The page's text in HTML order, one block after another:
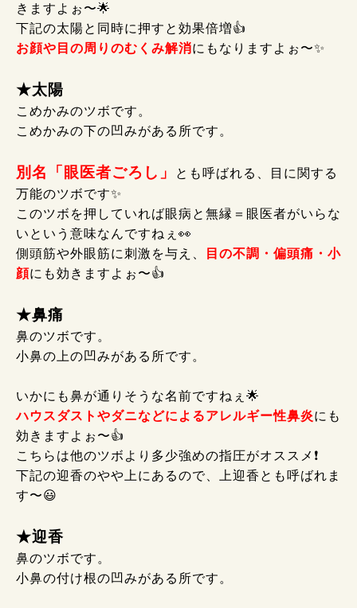
きますよぉ〜🌟
下記の太陽と同時に押すと効果倍増👍
お顔や目の周りのむくみ解消にもなりますよぉ〜✨
★太陽
こめかみのツボです。
こめかみの下の凹みがある所です。
別名「眼医者ごろし」
とも呼ばれる、目に関する
万能のツボです✨
このツボを押していれば眼病と無縁＝眼医者がいらな
いという意味なんですねぇ👀
側頭筋や外眼筋に刺激を与え、
目の不調・偏頭痛・小
顔にも効きますよぉ〜👍
★鼻痛
鼻のツボです。
小鼻の上の凹みがある所です。
いかにも鼻が通りそうな名前ですねぇ🌟
ハウスダストやダニなどによるアレルギー性鼻炎にも
効きますよぉ〜👍
こちらは他のツボより多少強めの指圧がオススメ❗
下記の迎香のやや上にあるので、上迎香とも呼ばれま
す〜😃
★迎香
鼻のツボです。
小鼻の付け根の凹みがある所です。